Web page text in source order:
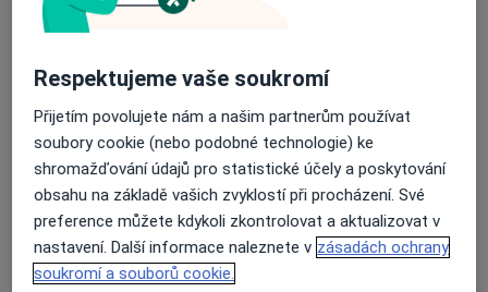
Služby
Antikoncepce
Preventivní prohlídky
Vedení těhotenství
Respektujeme vaše soukromí
Přijetím povolujete nám a našim partnerům používat
soubory cookie (nebo podobné technologie) ke
shromažďování údajů pro statistické účely a poskytování
obsahu na základě vašich zvyklostí při procházení. Své
preference můžete kdykoli zkontrolovat a aktualizovat v
nastavení. Další informace naleznete v zásadách ochrany
soukromí a souborů cookie.